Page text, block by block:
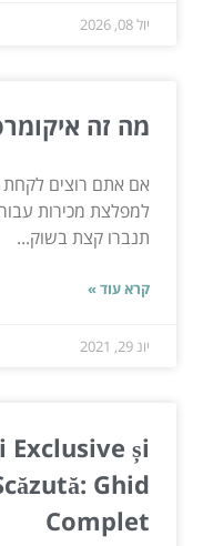
יול 08, 2026
מה זה
אם אתם רוצים לקחת
למפלצת מכירות
תנברו קצת בשוק...
קרא עוד »
יונ 29, 2021
Exclusive și
Ghid
Complet